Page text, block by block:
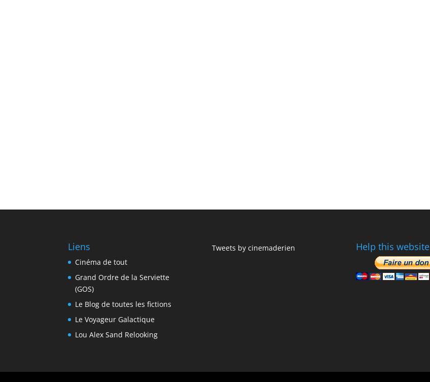
Liens
Cinéma de tout
Grand Ordre de la Serviette
(GOS)
Le Blog de toutes les fictions
Le Voyageur Galactique
Lou Alex Sand Relooking
Tweets by cinemaderien Help this website